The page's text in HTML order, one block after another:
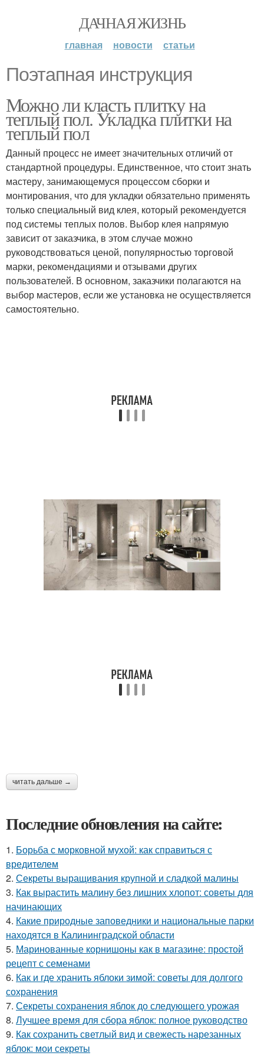
ДАЧНАЯ ЖИЗНЬ
главная новости статьи
Поэтапная инструкция
Можно ли класть плитку на
теплый пол. Укладка плитки на
теплый пол
Данный процесс не имеет значительных отличий от
стандартной процедуры. Единственное, что стоит знать
мастеру, занимающемуся процессом сборки и
монтирования, что для укладки обязательно применять
только специальный вид клея, который рекомендуется
под системы теплых полов. Выбор клея напрямую
зависит от заказчика, в этом случае можно
руководствоваться ценой, популярностью торговой
марки, рекомендациями и отзывами других
пользователей. В основном, заказчики полагаются на
выбор мастеров, если же установка не осуществляется
самостоятельно.
читать дальше →
Последние обновления на сайте:
1. Борьба с морковной мухой: как справиться с
вредителем
2. Секреты выращивания крупной и сладкой малины
3. Как вырастить малину без лишних хлопот: советы для
начинающих
4. Какие природные заповедники и национальные парки
находятся в Калининградской области
5. Маринованные корнишоны как в магазине: простой
рецепт с семенами
6. Как и где хранить яблоки зимой: советы для долгого
сохранения
7. Секреты сохранения яблок до следующего урожая
8. Лучшее время для сбора яблок: полное руководство
9. Как сохранить светлый вид и свежесть нарезанных
яблок: мои секреты